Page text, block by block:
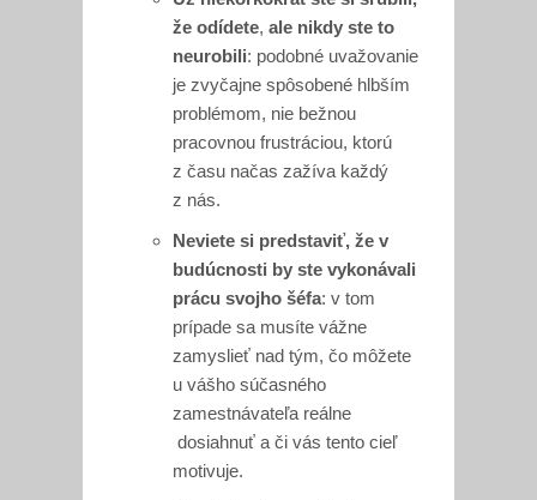
že odídete, ale nikdy ste to
neurobili: podobné uvažovanie
je zvyčajne spôsobené hlbším
problémom, nie bežnou
pracovnou frustráciou, ktorú
z času načas zažíva každý
z nás.
Neviete si predstaviť, že v
budúcnosti by ste vykonávali
prácu svojho šéfa: v tom
prípade sa musíte vážne
zamyslieť nad tým, čo môžete
u vášho súčasného
zamestnávateľa reálne
dosiahnuť a či vás tento cieľ
motivuje.